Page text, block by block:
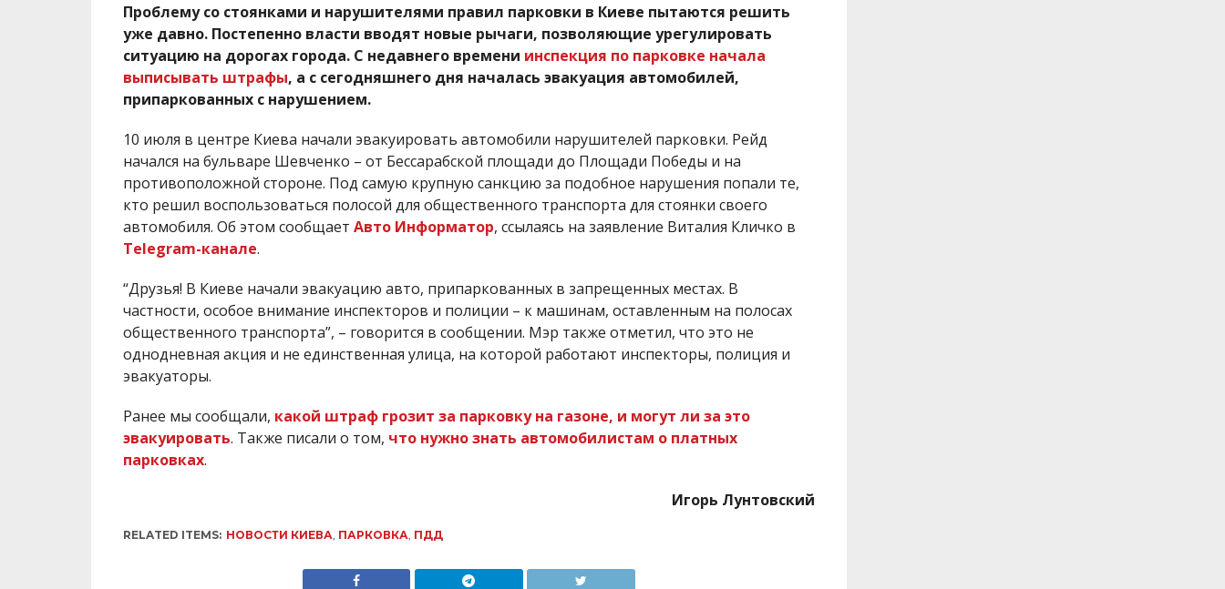
Проблему со стоянками и нарушителями правил парковки в Киеве пытаются решить
уже давно. Постепенно власти вводят новые рычаги, позволяющие урегулировать
ситуацию на дорогах города. С недавнего времени инспекция по парковке начала
выписывать штрафы, а с сегодняшнего дня началась эвакуация автомобилей,
припаркованных с нарушением.
10 июля в центре Киева начали эвакуировать автомобили нарушителей парковки. Рейд
начался на бульваре Шевченко – от Бессарабской площади до Площади Победы и на
противоположной стороне. Под самую крупную санкцию за подобное нарушения попали те,
кто решил воспользоваться полосой для общественного транспорта для стоянки своего
автомобиля. Об этом сообщает Авто Информатор, ссылаясь на заявление Виталия Кличко в
Telegram-канале.
“Друзья! В Киеве начали эвакуацию авто, припаркованных в запрещенных местах. В
частности, особое внимание инспекторов и полиции – к машинам, оставленным на полосах
общественного транспорта”, – говорится в сообщении. Мэр также отметил, что это не
однодневная акция и не единственная улица, на которой работают инспекторы, полиция и
эвакуаторы.
Ранее мы сообщали, какой штраф грозит за парковку на газоне, и могут ли за это
эвакуировать. Также писали о том, что нужно знать автомобилистам о платных
парковках.
Игорь Лунтовский
RELATED ITEMS: НОВОСТИ КИЕВА ПАРКОВКА ПДД